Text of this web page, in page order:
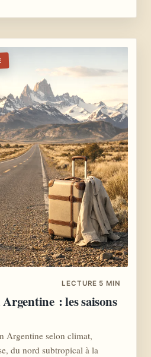
LECTURE 5 MIN
: les saisons
Argentine selon climat,
du nord subtropical à la